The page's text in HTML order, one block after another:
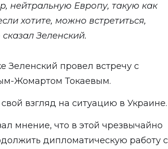
нейтральную Европу, такую как
хотите, можно встретиться,
Зеленский.
Зеленский провел встречу с
Жомартом Токаевым.
взгляд на ситуацию в Украине.
мнение, что в этой чрезвычайно
дипломатическую работу с